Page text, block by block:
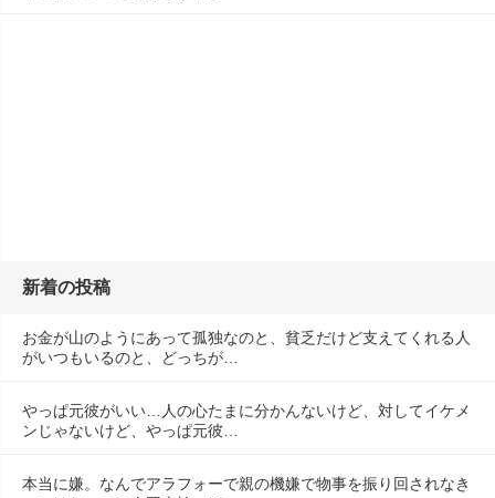
新着の投稿
お金が山のようにあって孤独なのと、貧乏だけど支えてくれる人
がいつもいるのと、どっちが…
やっぱ元彼がいい…人の心たまに分かんないけど、対してイケメ
ンじゃないけど、やっぱ元彼…
本当に嫌。なんでアラフォーで親の機嫌で物事を振り回されなき